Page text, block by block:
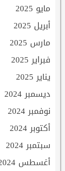
مايو 2025
أبريل 2025
مارس 2025
فبراير 2025
يناير 2025
ديسمبر 2024
نوفمبر 2024
أكتوبر 2024
سبتمبر 2024
أغسطس 2024